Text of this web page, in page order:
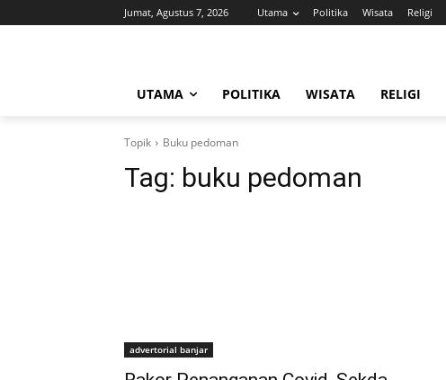
Jumat, Agustus 7, 2026 Utama Politika Wisata Religi
UTAMA POLITIKA WISATA RELIGI
Topik Buku pedoman
Tag: buku pedoman
advertorial banjar